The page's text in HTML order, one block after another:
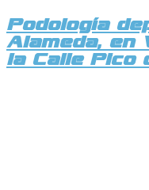
Podología
Alameda, en
la Calle Pico